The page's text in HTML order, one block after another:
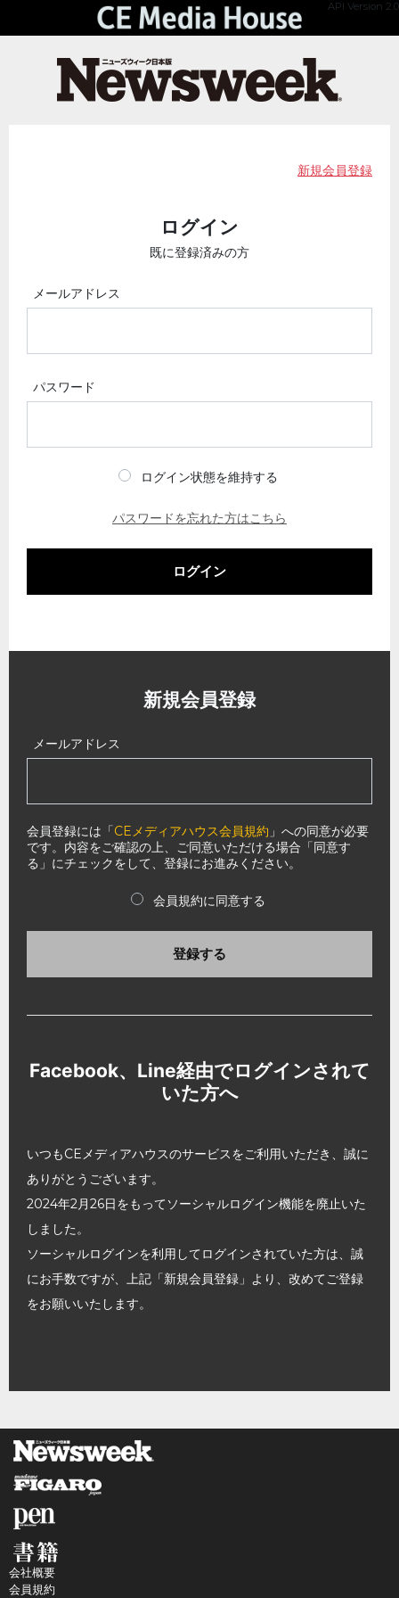
API Version 2.0
新規会員登録
ログイン
既に登録済みの方
メールアドレス
パスワード
ログイン状態を維持する
パスワードを忘れた方はこちら
ログイン
新規会員登録
メールアドレス
会員登録には「CEメディアハウス会員規約 」への同意が必要
です。内容をご確認の上、ご同意いただける場合「同意す
る」にチェックをして、登録にお進みください。
会員規約に同意する
登録する
Facebook、Line経由でログインされて
いた方へ
いつもCEメディアハウスのサービスをご利用いただき、誠に
ありがとうございます。
2024年2月26日をもってソーシャルログイン機能を廃止いた
しました。
ソーシャルログインを利用してログインされていた方は、誠
にお手数ですが、上記「新規会員登録」より、改めてご登録
をお願いいたします。
会社概要
会員規約